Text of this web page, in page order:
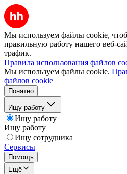
Мы используем файлы cookie,
правильную работу нашего веб-
трафик.
Правила использования файлов
Мы используем файлы cookie.
файлов cookie
Понятно
Ищу работу
Ищу работу
Ищу работу
Ищу сотрудника
Сервисы
Помощь
Ещё